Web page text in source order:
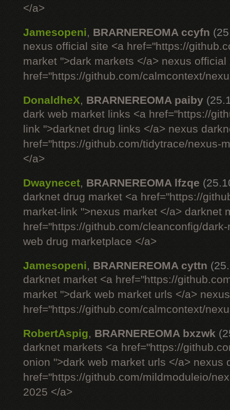
</a>
Jamesopeni, BRARNEREOMA ccyfn
nexus official site <a href="https://
market ">dark markets </a> nexus official
href="https://github.com/calmcontext/
DonaldheX, BRARNEREOMA paiby
dark web market links <a href="https://
link ">darknet drug links </a> nexus
href="https://github.com/tidytrace/nexus-
</a>
Dwaynecet, BRARNEREOMA lfzqe
darknet drug market <a href="https://
market-link ">nexus market </a> darknet
href="https://github.com/cleanconfig/
web drug marketplace </a>
Jamesopeni, BRARNEREOMA cyttn
darknet market <a href="https://
market ">dark web market urls </a>
href="https://github.com/calmcontext/
RobertAspig, BRARNEREOMA bxzwk
darknet markets <a href="https://
onion ">dark web market urls </a> nexus
href="https://github.com/mildmoduleio/
2025 </a>